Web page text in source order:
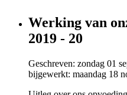
Werking van
2019 - 20
Geschreven: zondag 01
bijgewerkt: maandag 18